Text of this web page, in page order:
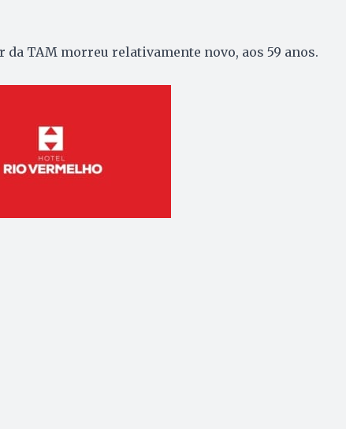
da TAM morreu relativamente novo, aos 59 anos.